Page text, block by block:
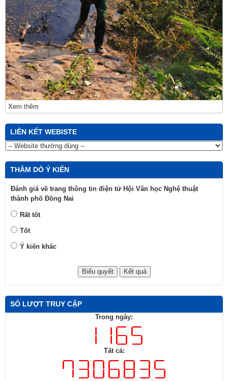
Xem thêm
LIÊN KẾT WEBISTE
THĂM DÒ Ý KIẾN
Đánh giá về trang thông tin điện tử Hội Văn học Nghệ thuật
thành phố Đồng Nai
Rất tốt
Tốt
Ý kiến khác
SỐ LƯỢT TRUY CẬP
Trong ngày:
Tất cả: